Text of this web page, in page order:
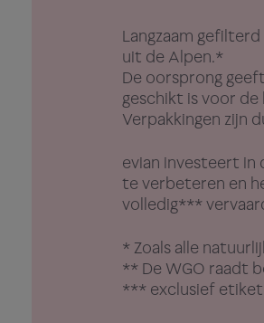
Langzaam
uit de Alpen.*
De oorsprong
geschikt is voor
Verpakkingen zijn
evian investeert in
te verbeteren en
volledig***
* Zoals alle
** De WGO raadt
*** exclusief etiket